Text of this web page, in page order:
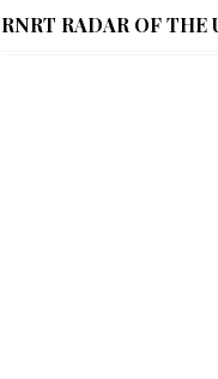
RNRT RADAR OF THE